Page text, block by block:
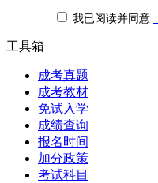
我已阅读并同意
工具箱
成考真题
成考教材
免试入学
成绩查询
报名时间
加分政策
考试科目